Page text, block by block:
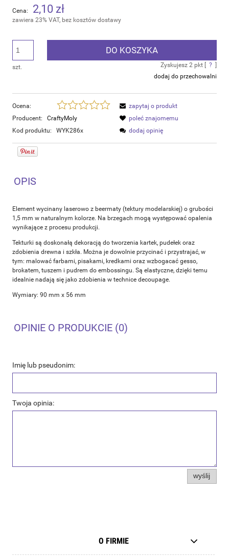
Cena: 2,10 zł
zawiera 23% VAT, bez kosztów dostawy
szt.
DO KOSZYKA
Zyskujesz 2 pkt [ ?
dodaj do przechowalni
Ocena:
Producent:
CraftyMoly
Kod produktu:
WYK286x
zapytaj o produkt
poleć znajomemu
dodaj opinię
OPIS
Element wycinany laserowo z beermaty (tektury modelarskiej) o grubości
1,5 mm w naturalnym kolorze. Na brzegach mogą występować opalenia
wynikające z procesu produkcji.
Tekturki są doskonałą dekoracją do tworzenia kartek, pudełek oraz
zdobienia drewna i szkła. Można je dowolnie przycinać i przystrajać, w
tym: malować farbami, pisakami, kredkami oraz wzbogacać gesso,
brokatem, tuszem i pudrem do embossingu. Są elastyczne, dzięki temu
idealnie nadają się jako zdobienia w technice decoupage.
Wymiary: 90 mm x 56 mm
OPINIE O PRODUKCIE (0)
Imię lub pseudonim:
Twoja opinia:
wyślij
O FIRMIE